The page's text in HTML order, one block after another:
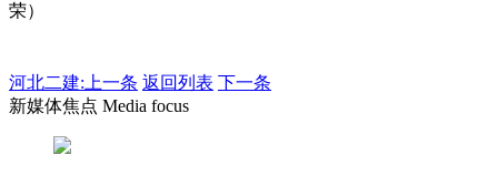
荣）
河北二建: 上一条 返回列表 下一条
新媒体焦点 Media focus